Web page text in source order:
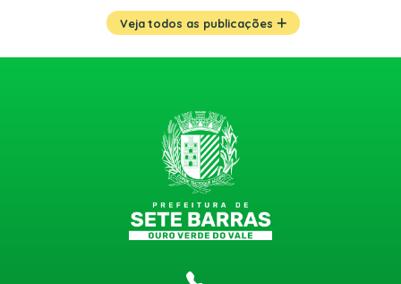
Veja todos as publicações